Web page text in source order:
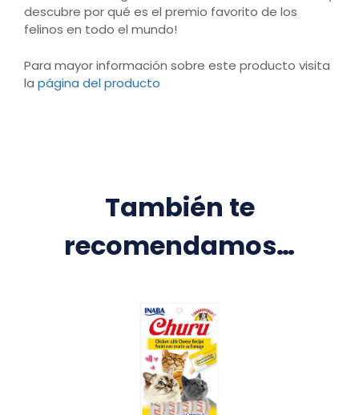
descubre por qué es el premio favorito de los
felinos en todo el mundo!
Para mayor información sobre este producto visita
la página del producto
También te
recomendamos…